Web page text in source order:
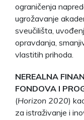
ograničenja
ugrožavanje
sveučilišta,
opravdanja,
vlastitih prihoda.
NEREALNA
FONDOVA I
(Horizon 2020)
za istraživanje i